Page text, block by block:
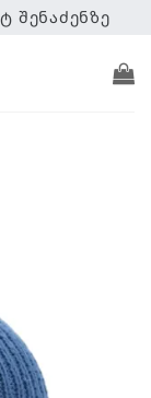
ᲨᲔᲜᲐᲫᲔᲜᲖᲔ